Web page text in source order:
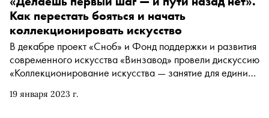
19 января 2023 г.
Как перестать бояться и начать
коллекционировать искусство
В декабре проект «Сноб» и Фонд поддержки и развития
современного искусства «Винзавод» провели дискуссию
«Коллекционирование искусства — занятие для единиц.
пересудов, окружающих мир искусства, пригласили